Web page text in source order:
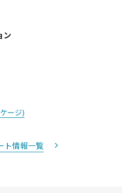
ン
ージ)
ト情報一覧